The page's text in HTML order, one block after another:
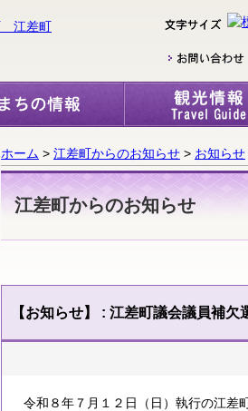
ホーム > 江差町からのお知らせ > お知らせ
江差町からのお知らせ
【お知らせ】 : 江差町議会議員補欠
令和８年７月１２日（日）執行の江差